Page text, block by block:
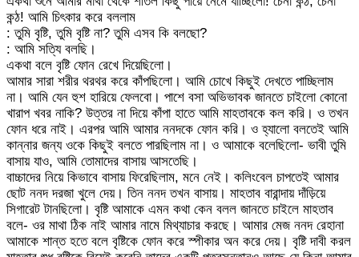
কন্ঠ! আমি চিৎকার করে বললাম
: তুমি বৃষ্টি, তুমি বৃষ্টি না? তুমি এসব কি বলছো?
: আমি সত্যি বলছি।
একথা বলে বৃষ্টি ফোন রেখে দিয়েছিলো।
আমার সারা শরীর থরথর করে কাঁপছিলো। আমি চোখে কিছুই দেখতে পাচ্ছিলাম
না। আমি যেন হুশ হারিয়ে ফেলবো। পাশে বসা অভিভাবক জানতে চাইলো কোনো
খারাপ খবর নাকি? উত্তর না দিয়ে কাঁপা হাতে আমি মাহতাবকে কল করি। ও তখন
ফোন ধরে নাই। এরপর আমি আমার ননদকে ফোন করি। ও হ্যালো বলতেই আমি
কান্নার জন্য ওকে কিছুই বলতে পারছিলাম না। ও আমাকে বলেছিলো- ভাবী তুমি
বাসায় যাও, আমি তোমাদের বাসায় আসতেছি।
বাচ্চাদের নিয়ে কিভাবে বাসায় ফিরেছিলাম, মনে নেই। কলিংবেল চাপতেই আমার
ছোট ননদ দরজা খুলে দেয়। তিন ননদ তখন বাসায়। মাহতাব বারান্দায় দাঁড়িয়ে
সিগারেট টানছিলো। বৃষ্টি আমাকে এমন কথা কেন বলল জানতে চাইলে মাহতাব
বলে- ওর মাথা ঠিক নাই আমার নামে মিথ্যাচার করছে। আমার মেজ ননদ রেহানা
আমাকে শান্ত হতে বলে বৃষ্টিকে ফোন করে স্পীকার অন করে দেয়। বৃষ্টি দাবী করল